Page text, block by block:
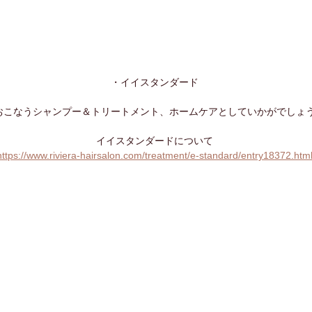
・イイスタンダード
こなうシャンプー＆トリートメント、ホームケアとしていかがでしょ
イイスタンダードについて
www.riviera-hairsalon.com/treatment/e-standard/entry18372.html